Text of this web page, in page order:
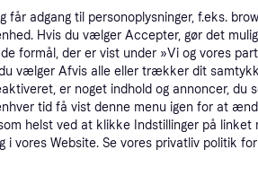
får adgang til personoplysninger, f.eks.
Hvis du vælger Accepter, gør det
formål, der er vist under »Vi og vores
vælger Afvis alle eller trækker dit
er noget indhold og annoncer, du
tid få vist denne menu igen for at
helst ved at klikke Indstillinger på linket
i vores Website. Se vores privatliv politik